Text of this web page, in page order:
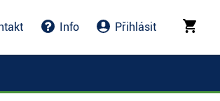
Info Přihlásit